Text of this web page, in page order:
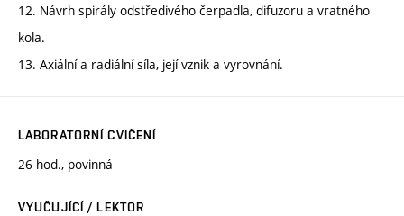
12. Návrh spirály odstředivého čerpadla, difuzoru a vratného
kola.
13. Axiální a radiální síla, její vznik a vyrovnání.
LABORATORNÍ CVIČENÍ
26 hod., povinná
VYUČUJÍCÍ / LEKTOR